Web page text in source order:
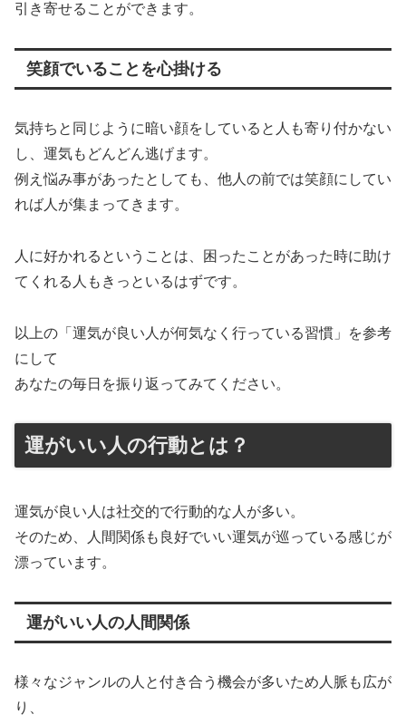
引き寄せることができます。
笑顔でいることを心掛ける
気持ちと同じように暗い顔をしていると人も寄り付かない
し、運気もどんどん逃げます。
例え悩み事があったとしても、他人の前では笑顔にしてい
れば人が集まってきます。
人に好かれるということは、困ったことがあった時に助け
てくれる人もきっといるはずです。
以上の「運気が良い人が何気なく行っている習慣」を参考
にして
あなたの毎日を振り返ってみてください。
運がいい人の行動とは？
運気が良い人は社交的で行動的な人が多い。
そのため、人間関係も良好でいい運気が巡っている感じが
漂っています。
運がいい人の人間関係
様々なジャンルの人と付き合う機会が多いため人脈も広が
り、